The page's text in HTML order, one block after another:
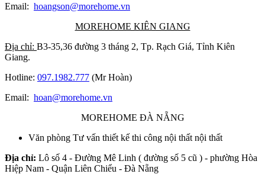
Email: hoangson@morehome.vn
MOREHOME KIÊN GIANG
Địa chỉ: B3-35,36 đường 3 tháng 2, Tp. Rạch Giá, Tỉnh Kiên
Giang.
Hotline: 097.1982.777 (Mr Hoàn)
Email: hoan@morehome.vn
MOREHOME ĐÀ NẴNG
Văn phòng Tư vấn thiết kế thi công nội thất nội thất
Địa chỉ: Lô số 4 - Đường Mê Linh ( đường số 5 cũ ) - phường Hòa
Hiệp Nam - Quận Liên Chiểu - Đà Nẵng